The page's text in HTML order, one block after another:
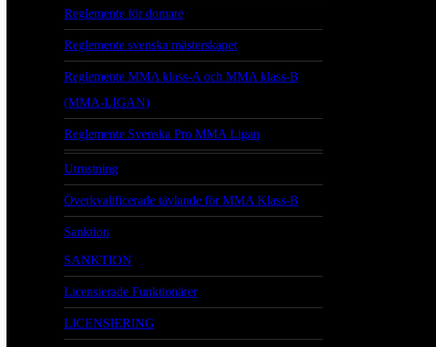
Reglemente för domare
Reglemente svenska mästerskapet
Reglemente MMA klass-A och MMA klass-B
(MMA-LIGAN)
Reglemente Svenska Pro MMA Ligan
Utrustning
Överkvalificerade tävlande för MMA Klass-B
Sanktion
SANKTION
Licensierade Funktionärer
LICENSIERING